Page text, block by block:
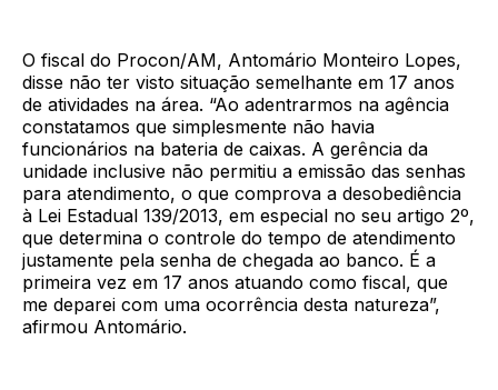
O fiscal do Procon/AM, Antomário Monteiro Lopes,
disse não ter visto situação semelhante em 17 anos
de atividades na área. “Ao adentrarmos na agência
constatamos que simplesmente não havia
funcionários na bateria de caixas. A gerência da
unidade inclusive não permitiu a emissão das senhas
para atendimento, o que comprova a desobediência
à Lei Estadual 139/2013, em especial no seu artigo 2º,
que determina o controle do tempo de atendimento
justamente pela senha de chegada ao banco. É a
primeira vez em 17 anos atuando como fiscal, que
me deparei com uma ocorrência desta natureza”,
afirmou Antomário.